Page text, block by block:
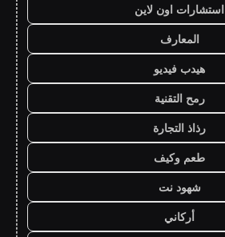
استشارات اون لاين
المعارف
هيدب فيديو
رمح التقنية
رذاذ التجارة
طعم وكيف
شهود نت
أركاني